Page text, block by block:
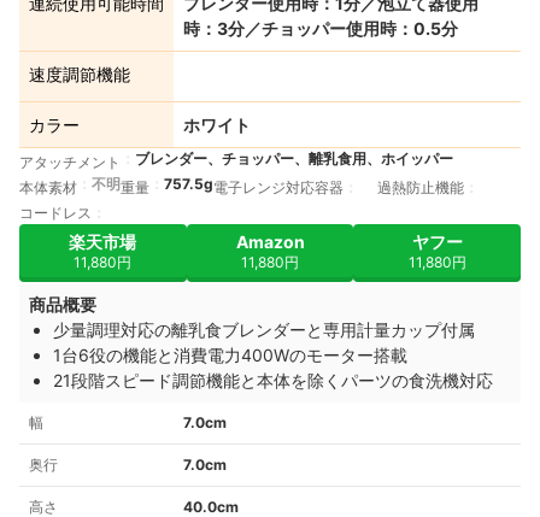
時：3分／チョッパー使用時：0.5分
速度調節機能
カラー ホワイト
アタッチメント
ブレンダー、チョッパー、離乳食用、ホイッパー
本体素材
不明重量 757.5g電子レンジ対応容器
過熱防止機能
コードレス
楽天市場
11,880円
Amazon
11,880円
ヤフー
11,880円
商品概要
少量調理対応の離乳食ブレンダーと専用計量カップ付属
1台6役の機能と消費電力400Wのモーター搭載
21段階スピード調節機能と本体を除くパーツの食洗機対応
幅 7.0cm
奥行 7.0cm
高さ 40.0cm